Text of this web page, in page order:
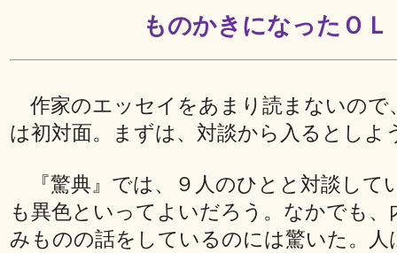
ものかきになったＯＬ
作家のエッセイをあまり読まないので
は初対面。まずは、対談から入るとしよ
『驚典』では、９人のひとと対談して
も異色といってよいだろう。なかでも、
みものの話をしているのには驚いた。人